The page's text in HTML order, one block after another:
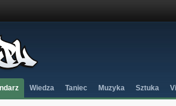
Wiedza Taniec Muzyka Sztuka